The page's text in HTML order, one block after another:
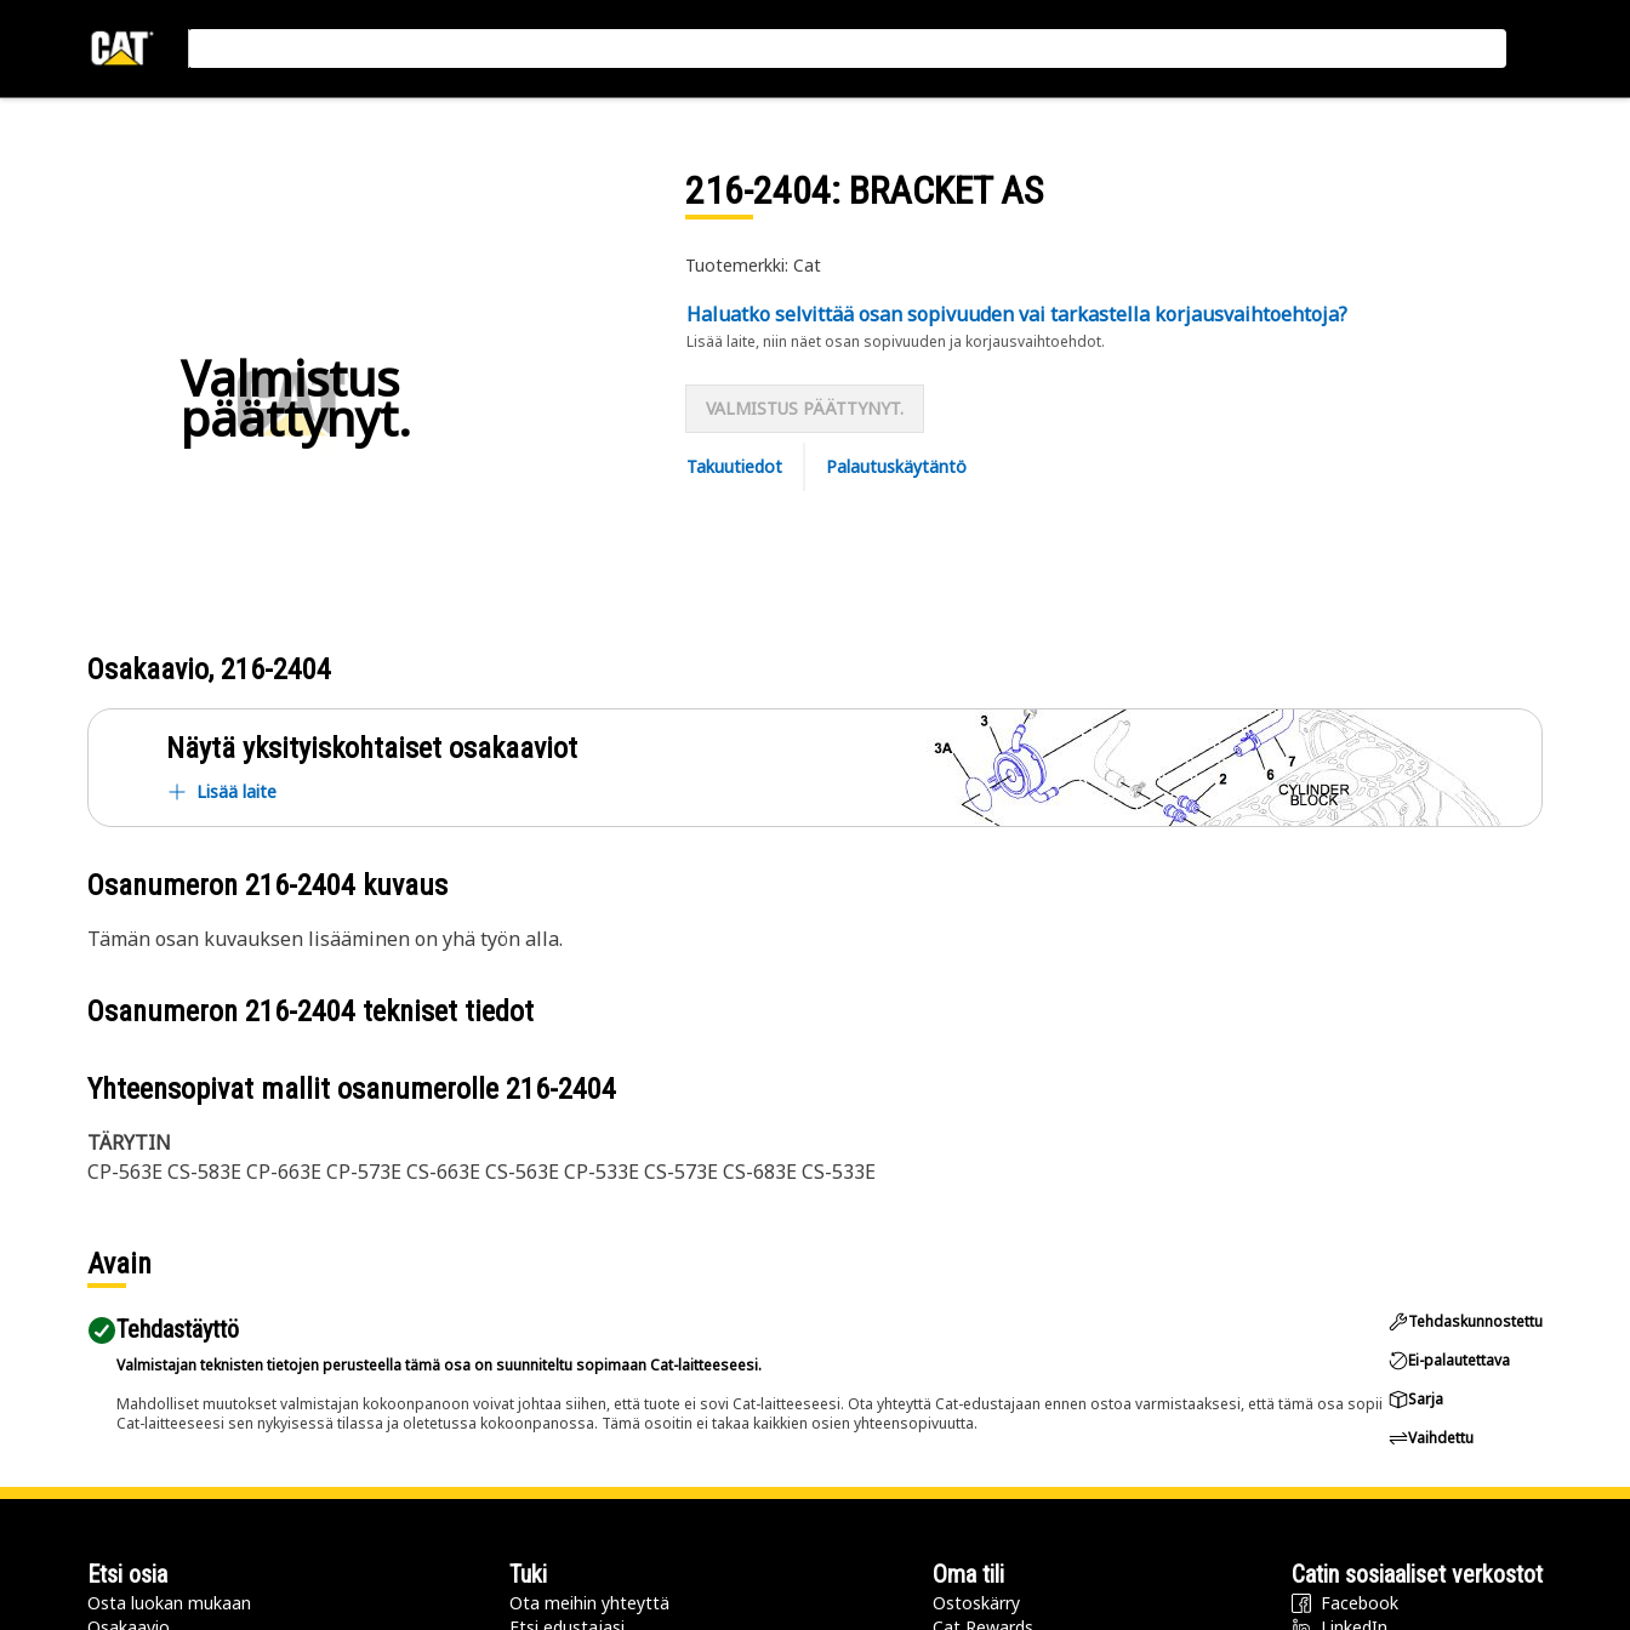
Valmistus
päättynyt.
216-2404: BRACKET AS
Tuotemerkki: Cat
Haluatko selvittää osan sopivuuden vai tarkastella korjausvaihtoehtoja?
Lisää laite, niin näet osan sopivuuden ja korjausvaihtoehdot.
VALMISTUS PÄÄTTYNYT.
Takuutiedot Palautuskäytäntö
Osakaavio, 216-2404
Näytä yksityiskohtaiset osakaaviot
Lisää laite
Osanumeron 216-2404 kuvaus
Tämän osan kuvauksen lisääminen on yhä työn alla.
Osanumeron 216-2404 tekniset tiedot
Yhteensopivat mallit osanumerolle 216-2404
TÄRYTIN
CP-563E CS-583E CP-663E CP-573E CS-663E CS-563E CP-533E CS-573E CS-683E CS-533E
Avain
Tehdastäyttö
Valmistajan teknisten tietojen perusteella tämä osa on suunniteltu sopimaan Cat-laitteeseesi.
Mahdolliset muutokset valmistajan kokoonpanoon voivat johtaa siihen, että tuote ei sovi Cat-laitteeseesi. Ota yhteyttä Cat-edustajaan ennen ostoa varmistaaksesi, että tämä osa sopii
Cat-laitteeseesi sen nykyisessä tilassa ja oletetussa kokoonpanossa. Tämä osoitin ei takaa kaikkien osien yhteensopivuutta.
Tehdaskunnostettu
Ei-palautettava
Sarja
Vaihdettu
Etsi osia
Osta luokan mukaan
Tuki
Ota meihin yhteyttä
Oma tili
Ostoskärry
Catin sosiaaliset verkostot
Facebook